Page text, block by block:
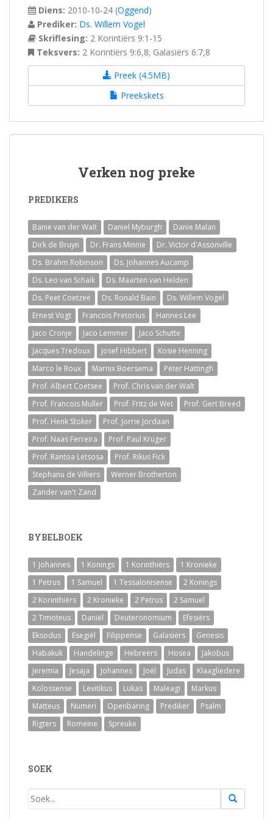
Diens: 2010-10-24 (Oggend)
Prediker: Ds. Willem Vogel
Skriflesing: 2 Korintiërs 9:1-15
Teksvers: 2 Korintiërs 9:6,8; Galasiërs 6:7,8
Preek (4.5MB)
Preekskets
Verken nog preke
PREDIKERS
Banie van der Walt Daniel Myburgh
Danie Malan
Dirk de Bruyn
Dr. Frans Minnie
Dr. Victor d'Assonville
Ds. Brahm Robinson
Ds. Johannes Aucamp
Ds. Leo van Schaik
Ds. Maarten van Helden
Ds. Peet Coetzee
Ds. Ronald Bain
Ds. Willem Vogel
Ernest Vogt
Francois Pretorius
Hannes Lee
Jaco Cronje
Jaco Lemmer
Jaco Schutte
Jacques Tredoux
Josef Hibbert
Kosie Henning
Marco le Roux
Marnix Boersema
Peter Hattingh
Prof. Albert Coetsee
Prof. Chris van der Walt
Prof. Francois Muller
Prof. Fritz de Wet
Prof. Gert Breed
Prof. Henk Stoker
Prof. Jorrie Jordaan
Prof. Naas Ferreira
Prof. Paul Krüger
Prof. Rantoa Letsosa
Prof. Rikus Fick
Stephanu de Villiers
Werner Brotherton
Zander van't Zand
BYBELBOEK
1 Johannes 1 Konings 1 Korinthiërs
1 Kronieke
1 Petrus
1 Samuel 1 Tessalonisense
2 Konings
2 Korinthiërs
2 Kronieke 2 Petrus
2 Samuel
2 Timoteus
Daniël Deuteronomium
Efesiërs
Eksodus
Esegiël Filippense Galasiërs
Genesis
Habakuk
Handelinge Hebreërs Hosea
Jakobus
Jeremia
Jesaja Johannes Joël Judas
Klaagliedere
Kolossense
Levitikus Lukas Maleagi
Markus
Matteus
Numeri Openbaring Prediker
Psalm
Rigters
Romeine Spreuke
SOEK